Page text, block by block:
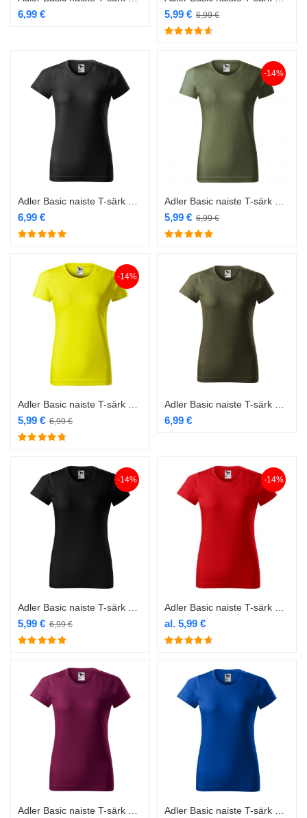
6,99 € 6,99€
5,99 €
6,99 €
-14%
6,99€
5,99 €
-14%
6,99€
5,99 € 6,99 €
-14%
6,99€
5,99 €
-14%
al. 5,99 €